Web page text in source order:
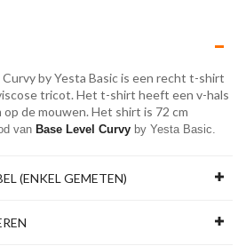
by Yesta Basic is een recht t-shirt
tricot. Het t-shirt heeft een v-hals
de mouwen. Het shirt is 72 cm
van Base Level Curvy by Yesta Basic.
(ENKEL GEMETEN)